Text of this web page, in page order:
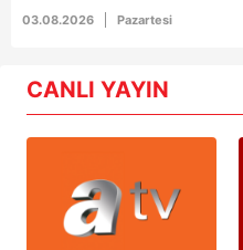
03.08.2026 Pazartesi
CANLI YAYIN